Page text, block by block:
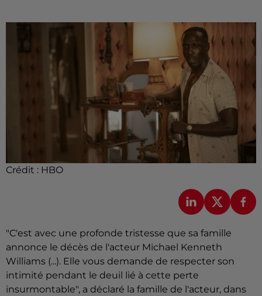
Crédit : HBO
"C'est avec une profonde tristesse que sa famille
annonce le décès de l'acteur Michael Kenneth
Williams (...). Elle vous demande de respecter son
intimité pendant le deuil lié à cette perte
insurmontable", a déclaré la famille de l'acteur, dans